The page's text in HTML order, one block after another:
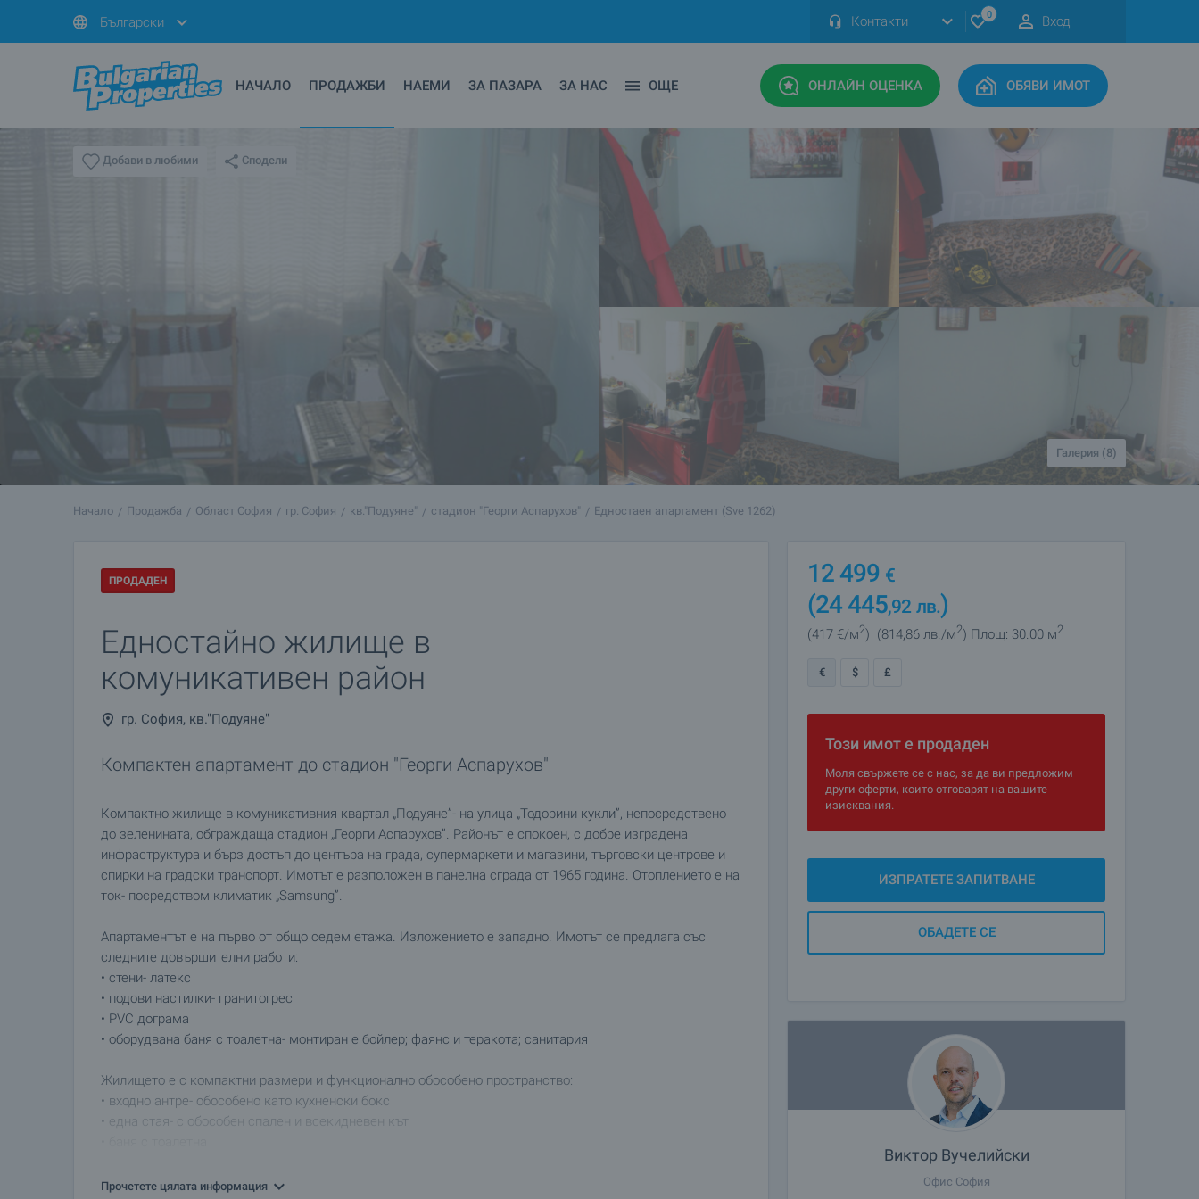
Български Контакти 0 Вход
НАЧАЛО ПРОДАЖБИ НАЕМИ ЗА ПАЗАРА ЗА НАС ОЩЕ ОНЛАЙН ОЦЕНКА ОБЯВИ ИМОТ
Добави в любими Сподели
Галерия (8)
Начало Продажба Област София гр. София кв."Подуяне" стадион "Георги Аспарухов" Едностаен апартамент (Sve 1262)
ПРОДАДЕН
Едностайно жилище в
комуникативен район
гр. София, кв."Подуяне"
Компактен апартамент до стадион "Георги Аспарухов"
Компактно жилище в комуникативния квартал „Подуяне”- на улица „Тодорини кукли”, непосредствено
до зеленината, обграждаща стадион „Георги Аспарухов”. Районът е спокоен, с добре изградена
инфраструктура и бърз достъп до центъра на града, супермаркети и магазини, търговски центрове и
спирки на градски транспорт. Имотът е разположен в панелна сграда от 1965 година. Отоплението е на
ток- посредством климатик „Samsung”.
Апартаментът е на първо от общо седем етажа. Изложението е западно. Имотът се предлага със
следните довършителни работи:
• стени- латекс
• подови настилки- гранитогрес
• PVC дограма
• оборудвана баня с тоалетна- монтиран е бойлер; фаянс и теракота; санитария
Жилището е с компактни размери и функционално обособено пространство:
• входно антре- обособено като кухненски бокс
• една стая- с обособен спален и всекидневен кът
Характеристиките на имота го превръщат както в подходящ за живеене, така и в отлична инвестиция и
Прочетете цялата информация
12 499 €
(24 445,92 лв.)
(417 €/м2) (814,86 лв./м2) Площ: 30.00 м2
€ $ £
Този имот е продаден
Моля свържете се с нас, за да ви предложим
други оферти, които отговарят на вашите
изисквания.
ИЗПРАТЕТЕ ЗАПИТВАНЕ
ОБАДЕТЕ СЕ
Виктор Вучелийски
Офис София